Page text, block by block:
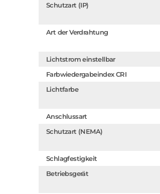
Schutzart (IP)
Art der Verdrahtung
Lichtstrom einstellbar
Farbwiedergabeindex CRI
Lichtfarbe
Anschlussart
Schutzart (NEMA)
Schlagfestigkeit
Betriebsgerät